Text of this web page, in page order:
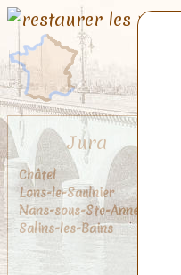
Jura
Châtel
Lons-le-Saulnier
Nans-sous-Ste-Anne
Salins-les-Bains